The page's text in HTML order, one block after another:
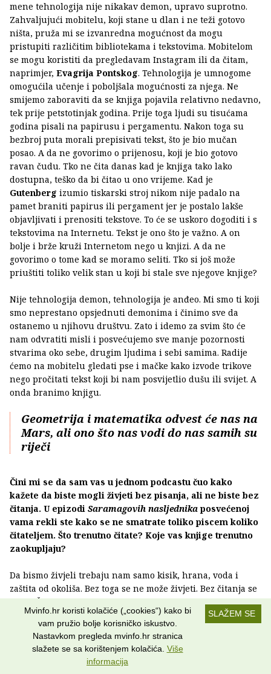
mene tehnologija nije nikakav demon, upravo suprotno.
Zahvaljujući mobitelu, koji stane u dlan i ne teži gotovo
ništa, pruža mi se izvanredna mogućnost da mogu
pristupiti različitim bibliotekama i tekstovima. Mobitelom
se mogu koristiti da pregledavam Instagram ili da čitam,
naprimjer, Evagrija Pontskog. Tehnologija je umnogome
omogućila učenje i poboljšala mogućnosti za njega. Ne
smijemo zaboraviti da se knjiga pojavila relativno nedavno,
tek prije petstotinjak godina. Prije toga ljudi su tisućama
godina pisali na papirusu i pergamentu. Nakon toga su
bezbroj puta morali prepisivati tekst, što je bio mučan
posao. A da ne govorimo o prijenosu, koji je bio gotovo
ravan čudu. Tko ne čita danas kad je knjiga tako lako
dostupna, teško da bi čitao u ono vrijeme. Kad je
Gutenberg izumio tiskarski stroj nikom nije padalo na
pamet braniti papirus ili pergament jer je postalo lakše
objavljivati i prenositi tekstove. To će se uskoro dogoditi i s
tekstovima na Internetu. Tekst je ono što je važno. A on
bolje i brže kruži Internetom nego u knjizi. A da ne
govorimo o tome kad se moramo seliti. Tko si još može
priuštiti toliko velik stan u koji bi stale sve njegove knjige?
Nije tehnologija demon, tehnologija je anđeo. Mi smo ti koji
smo neprestano opsjednuti demonima i činimo sve da
ostanemo u njihovu društvu. Zato i idemo za svim što će
nam odvratiti misli i posvećujemo sve manje pozornosti
stvarima oko sebe, drugim ljudima i sebi samima. Radije
ćemo na mobitelu gledati pse i mačke kako izvode trikove
nego pročitati tekst koji bi nam posvijetlio dušu ili svijet. A
onda branimo knjigu.
Geometrija i matematika odvest će nas na
Mars, ali ono što nas vodi do nas samih su
riječi
Čini mi se da sam vas u jednom podcastu čuo kako
kažete da biste mogli živjeti bez pisanja, ali ne biste bez
čitanja. U epizodi Saramagovih nasljednika posvećenoj
vama rekli ste kako se ne smatrate toliko piscem koliko
čitateljem. Što trenutno čitate? Koje vas knjige trenutno
zaokupljaju?
Da bismo živjeli trebaju nam samo kisik, hrana, voda i
zaštita od okoliša. Bez toga se ne može živjeti. Bez čitanja se
može. Čak i ako teško mogu zamisliti vlastiti život bez
čitanja, mogao bih živjeti a da ne čitam, a tako sam i proveo
jedno mračno razdoblje u svom životu. Ali bilo je to
preživljavanje, a ne život. Istina je da, osim što
svakodnevno čitam, svakodnevno i pišem. Što se tiče knjiga
koje trenutno čitam, većinom su to knjige koje sam već
SLAŽEM SE
Mvinfo.hr koristi kolačiće („cookies“) kako bi
vam pružio bolje korisničko iskustvo.
Nastavkom pregleda mvinfo.hr stranica
slažete se sa korištenjem kolačića. Više
informacija